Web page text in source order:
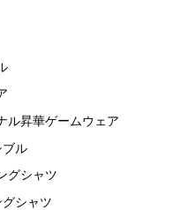
ル昇華ゲームウェア
ブル
グシャツ
シャツ